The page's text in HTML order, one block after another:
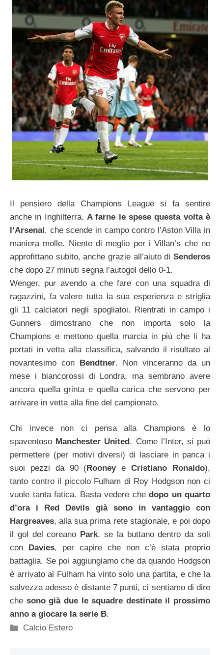
Il pensiero della Champions League si fa sentire
anche in Inghilterra. A farne le spese questa volta è
l’Arsenal, che scende in campo contro l’Aston Villa in
maniera molle. Niente di meglio per i Villan’s che ne
approfittano subito, anche grazie all’aiuto di Senderos
che dopo 27 minuti segna l’autogol dello 0-1.
Wenger, pur avendo a che fare con una squadra di
ragazzini, fa valere tutta la sua esperienza e striglia
gli 11 calciatori negli spogliatoi. Rientrati in campo i
Gunners dimostrano che non importa solo la
Champions e mettono quella marcia in più che li ha
portati in vetta alla classifica, salvando il risultato al
novantesimo con Bendtner. Non vinceranno da un
mese i biancorossi di Londra, ma sembrano avere
ancora quella grinta e quella carica che servono per
arrivare in vetta alla fine del campionato.
Chi invece non ci pensa alla Champions è lo
spaventoso Manchester United . Come l’Inter, si può
permettere (per motivi diversi) di lasciare in panca i
suoi pezzi da 90 (RooneyeCristiano Ronaldo),
tanto contro il piccolo Fulham di Roy Hodgson non ci
vuole tanta fatica. Basta vedere che dopo un quarto
d’ora i Red Devils già sono in vantaggio con
Hargreaves, alla sua prima rete stagionale, e poi dopo
il gol del coreano Park, se la buttano dentro da soli
con
Davies, per capire che non c’è stata proprio
battaglia. Se poi aggiungiamo che da quando Hodgson
è arrivato al Fulham ha vinto solo una partita, e che la
salvezza adesso è distante 7 punti, ci sentiamo di dire
che sono già due le squadre destinate il prossimo
anno a giocare la serie B.
Categorie
Calcio Estero